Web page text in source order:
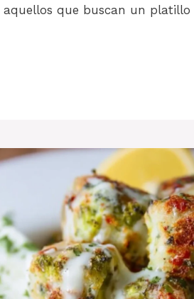
que buscan un platillo